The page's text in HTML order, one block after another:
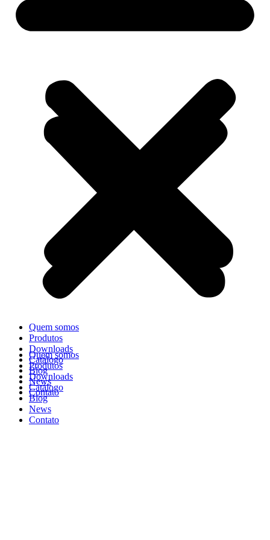
Quem somos
Produtos
Downloads
Catálogo
Blog
News
Contato
Quem somos
Produtos
Downloads
Catálogo
Blog
News
Contato